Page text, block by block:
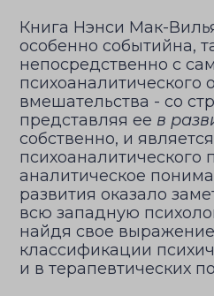
Книга Нэнси Мак-
особенно событийна,
непосредственно с
психоаналитического
вмешательства - со
представляя ее в
собственно, и
психоаналитического
аналитическое
развития оказало
всю западную
найдя свое
классификации
и в терапевтических